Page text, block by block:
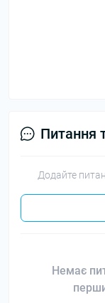
Питання
Додайте
Немає